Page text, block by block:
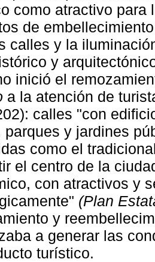
como atractivo para
de
calles y la
y
inició el
a la atención de
calles "con
parques y jardines
como el
el centro de la
con atractivos y
(Plan
y
a generar las
turístico.